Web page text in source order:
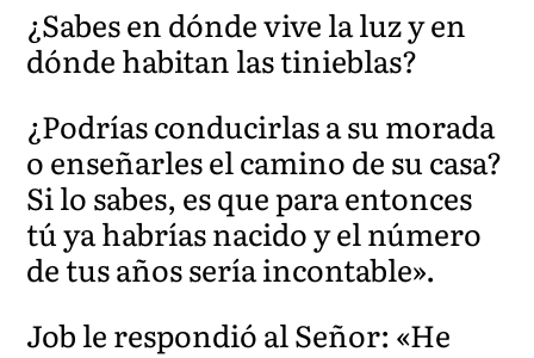
¿Sabes en dónde vive la luz y en
dónde habitan las tinieblas?
¿Podrías conducirlas a su morada
o enseñarles el camino de su casa?
Si lo sabes, es que para entonces
tú ya habrías nacido y el número
de tus años sería incontable».
Job le respondió al Señor: «He